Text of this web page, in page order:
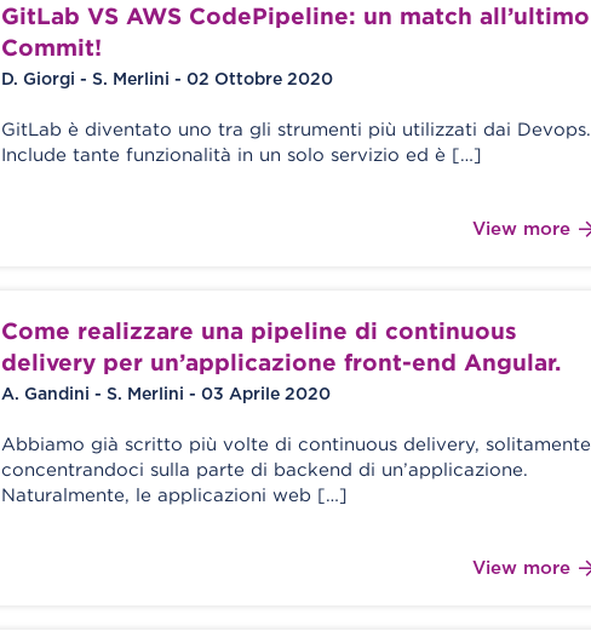
GitLab VS AWS CodePipeline: un match all’ultimo
Commit!
D. Giorgi - S. Merlini - 02 Ottobre 2020
GitLab è diventato uno tra gli strumenti più utilizzati dai Devops.
Include tante funzionalità in un solo servizio ed è […]
View more
Come realizzare una pipeline di continuous
delivery per un’applicazione front-end Angular.
A. Gandini - S. Merlini - 03 Aprile 2020
Abbiamo già scritto più volte di continuous delivery, solitamente
concentrandoci sulla parte di backend di un’applicazione.
Naturalmente, le applicazioni web […]
View more